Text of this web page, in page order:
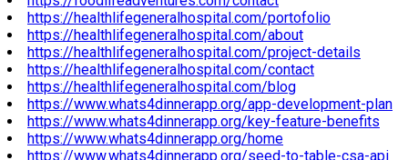
https://healthlifegeneralhospital.com/portofolio
https://healthlifegeneralhospital.com/about
https://healthlifegeneralhospital.com/project-details
https://healthlifegeneralhospital.com/contact
https://healthlifegeneralhospital.com/blog
https://www.whats4dinnerapp.org/app-development-plan
https://www.whats4dinnerapp.org/key-feature-benefits
https://www.whats4dinnerapp.org/home
https://www.whats4dinnerapp.org/seed-to-table-csa-api